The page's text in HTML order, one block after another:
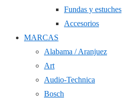
Fundas y estuches
Accesorios
MARCAS
Alabama / Aranjuez
Art
Audio-Technica
Bosch